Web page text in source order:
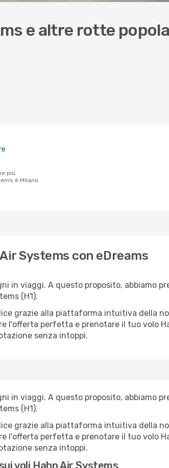
e altre rotte
è Milano
Systems con eDreams
in viaggi. A questo proposito, abbiamo
(H1).
grazie alla piattaforma intuitiva della
l'offerta perfetta e prenotare il tuo volo
senza intoppi.
in viaggi. A questo proposito, abbiamo
(H1).
grazie alla piattaforma intuitiva della
l'offerta perfetta e prenotare il tuo volo
senza intoppi.
voli Hahn Air Systems